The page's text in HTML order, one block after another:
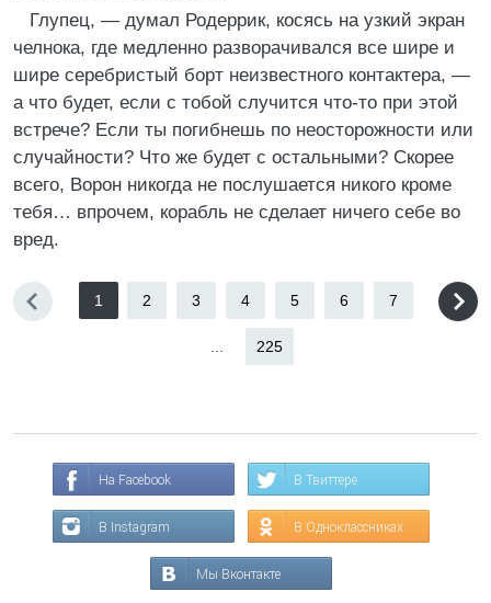
Глупец, — думал Родеррик, косясь на узкий экран
челнока, где медленно разворачивался все шире и
шире серебристый борт неизвестного контактера, —
а что будет, если с тобой случится что-то при этой
встрече? Если ты погибнешь по неосторожности или
случайности? Что же будет с остальными? Скорее
всего, Ворон никогда не послушается никого кроме
тебя… впрочем, корабль не сделает ничего себе во
вред.
1 2 3 4 5 6 7
225
На Facebook В Твиттере
В Instagram В Одноклассниках
Мы Вконтакте